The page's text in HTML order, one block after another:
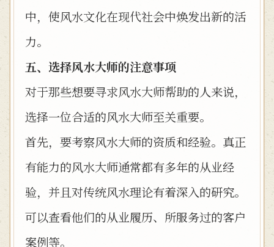
中，使风水文化在现代社会中焕发出新的活
力。
五、选择风水大师的注意事项
对于那些想要寻求风水大师帮助的人来说，
选择一位合适的风水大师至关重要。
首先，要考察风水大师的资质和经验。真正
有能力的风水大师通常都有多年的从业经
验，并且对传统风水理论有着深入的研究。
可以查看他们的从业履历、所服务过的客户
案例等。